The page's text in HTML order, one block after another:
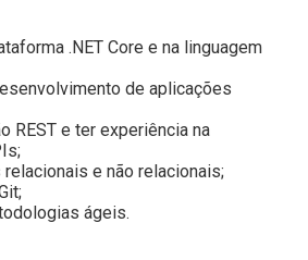
.NET Core e na linguagem
de aplicações
REST e ter experiência na
e não relacionais;
ágeis.